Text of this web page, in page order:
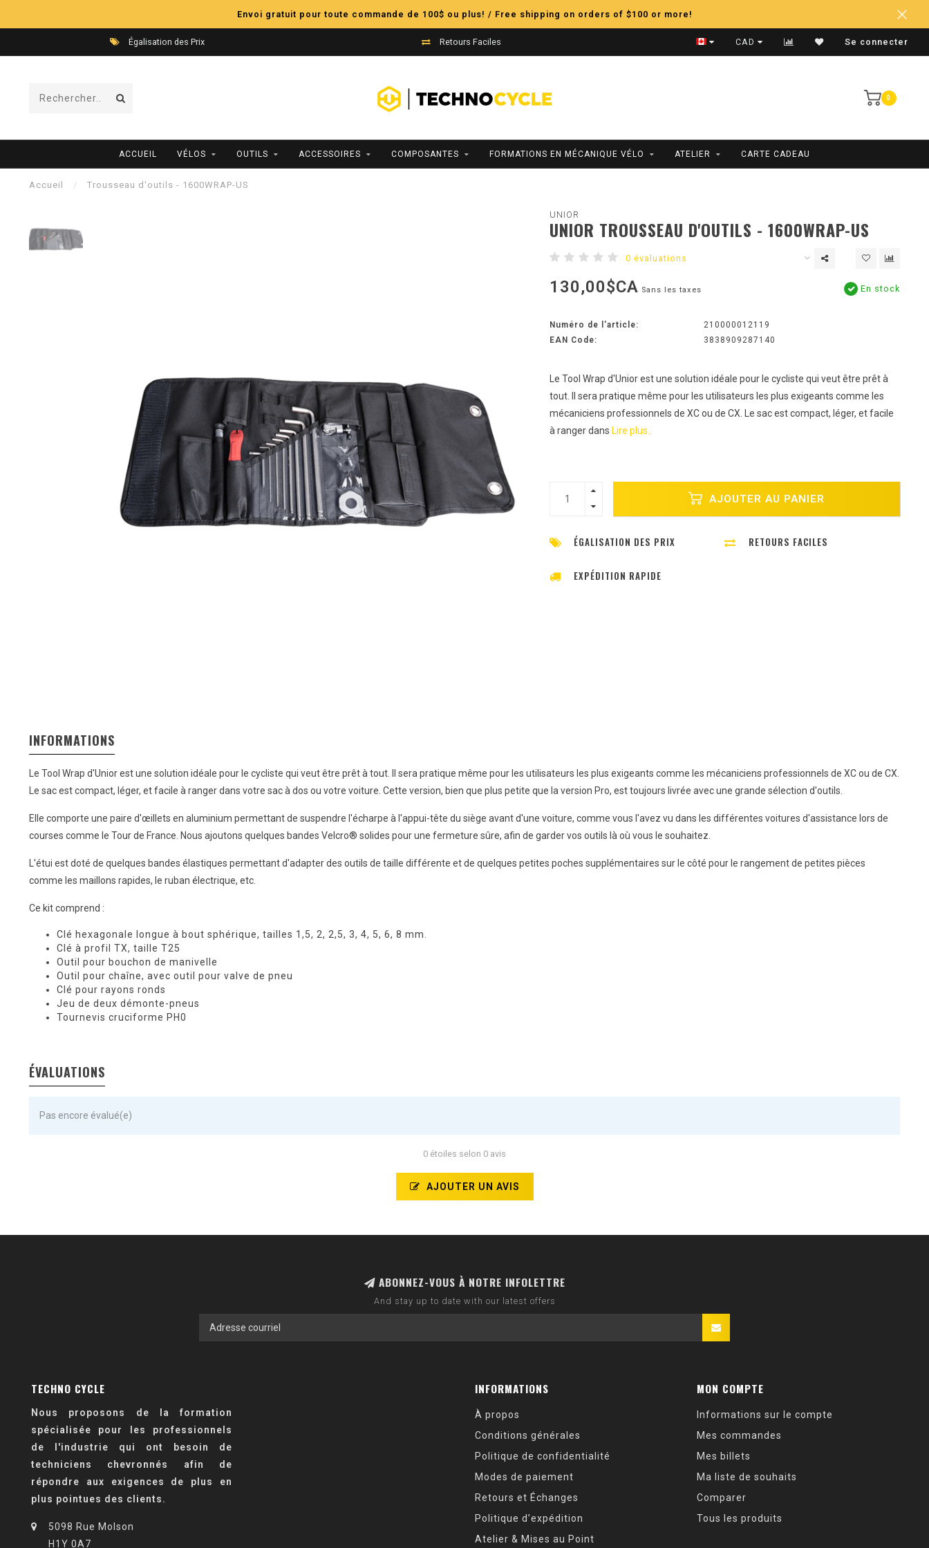
Envoi gratuit pour toute commande de 100$ ou plus! / Free shipping on orders of $100 or more!
Égalisation des Prix Retours Faciles Expédition Rapide
CAD Se connecter
0
ACCUEIL VÉLOS OUTILS ACCESSOIRES COMPOSANTES FORMATIONS EN MÉCANIQUE VÉLO ATELIER CARTE CADEAU
Accueil / Trousseau d'outils - 1600WRAP-US
UNIOR
UNIOR TROUSSEAU D'OUTILS - 1600WRAP-US
0 évaluations
130,00$CA Sans les taxes En stock
Numéro de l'article:
210000012119
EAN Code:
3838909287140
Le Tool Wrap d'Unior est une solution idéale pour le cycliste qui veut être prêt à
tout. Il sera pratique même pour les utilisateurs les plus exigeants comme les
mécaniciens professionnels de XC ou de CX. Le sac est compact, léger, et facile
à ranger dans Lire plus..
AJOUTER AU PANIER
ÉGALISATION DES PRIX RETOURS FACILES
EXPÉDITION RAPIDE
INFORMATIONS
Le Tool Wrap d'Unior est une solution idéale pour le cycliste qui veut être prêt à tout. Il sera pratique même pour les utilisateurs les plus exigeants comme les mécaniciens professionnels de XC ou de CX.
Le sac est compact, léger, et facile à ranger dans votre sac à dos ou votre voiture. Cette version, bien que plus petite que la version Pro, est toujours livrée avec une grande sélection d'outils.
Elle comporte une paire d'œillets en aluminium permettant de suspendre l'écharpe à l'appui-tête du siège avant d'une voiture, comme vous l'avez vu dans les différentes voitures d'assistance lors de
courses comme le Tour de France. Nous ajoutons quelques bandes Velcro® solides pour une fermeture sûre, afin de garder vos outils là où vous le souhaitez.
L'étui est doté de quelques bandes élastiques permettant d'adapter des outils de taille différente et de quelques petites poches supplémentaires sur le côté pour le rangement de petites pièces
comme les maillons rapides, le ruban électrique, etc.
Ce kit comprend :
Clé hexagonale longue à bout sphérique, tailles 1,5, 2, 2,5, 3, 4, 5, 6, 8 mm.
Clé à profil TX, taille T25
Outil pour bouchon de manivelle
Outil pour chaîne, avec outil pour valve de pneu
Clé pour rayons ronds
Jeu de deux démonte-pneus
Tournevis cruciforme PH0
ÉVALUATIONS
Pas encore évalué(e)
0 étoiles selon 0 avis
AJOUTER UN AVIS
ABONNEZ-VOUS À NOTRE INFOLETTRE
And stay up to date with our latest offers
TECHNO CYCLE
Nous proposons de la formation
spécialisée pour les professionnels
de l'industrie qui ont besoin de
techniciens chevronnés afin de
répondre aux exigences de plus en
plus pointues des clients.
5098 Rue Molson
H1Y 0A7
INFORMATIONS
À propos
Conditions générales
Politique de confidentialité
Modes de paiement
Retours et Échanges
Politique d’expédition
Atelier & Mises au Point
MON COMPTE
Informations sur le compte
Mes commandes
Mes billets
Ma liste de souhaits
Comparer
Tous les produits